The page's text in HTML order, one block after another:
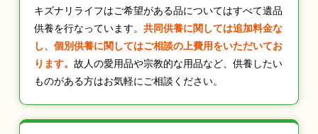
キズナリライフはご希望がある品についてはすべて遺品
供養を行なっています。 共同供養に関しては追加料金な
し、個別供養に関してはご相談の上費用をいただいてお
ります。 故人の愛用品や宗教的な用品など、供養したい
ものがある方はお気軽にご相談ください。